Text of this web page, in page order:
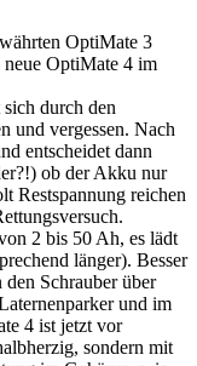
OptiMate 3
neue OptiMate 4 im
durch den
und vergessen. Nach
entscheidet dann
ob der Akku nur
Restspannung reichen
2 bis 50 Ah, es lädt
länger). Besser
Schrauber über
und im
4 ist jetzt vor
sondern mit